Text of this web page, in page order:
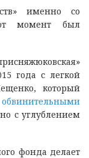
именно со
момент был
года с легкой
который
обвинительными
с углублением
фонда делает